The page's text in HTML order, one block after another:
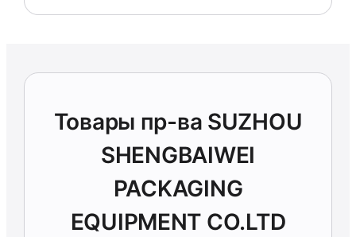
Товары пр-ва SUZHOU
SHENGBAIWEI
PACKAGING
EQUIPMENT CO.LTD